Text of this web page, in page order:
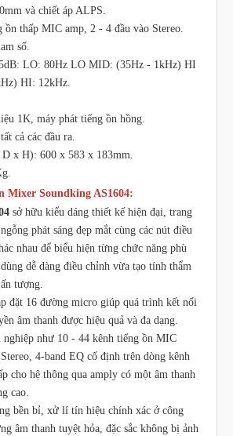
và chiết áp ALPS.
ồn thấp MIC amp, 2 - 4 đầu vào Stereo.
số.
LO: 80Hz LO MID: (35Hz - 1kHz) HI
HI: 12kHz.
1K, máy phát tiếng ồn hồng.
cả các đầu ra.
x H): 600 x 583 x 183mm.
Mixer Soundking AS1604:
sở hữu kiểu dáng thiết kế hiện đại, trang
phát sáng đẹp mắt cùng các nút điều
nhau để biểu hiện từng chức năng phù
dễ dàng điều chỉnh vừa tạo tính thẩm
tượng.
đặt 16 đường micro giúp quá trình kết nối
âm thanh được hiệu quả và đa dạng.
nghiệp như 10 - 44 kênh tiếng ồn MIC
4-band EQ cố định trên dòng kênh
cho hệ thông qua amply có một âm thanh
cao.
bền bỉ, xử lí tín hiệu chính xác ở công
âm thanh tuyệt hỏa, đặc sắc không bị ảnh